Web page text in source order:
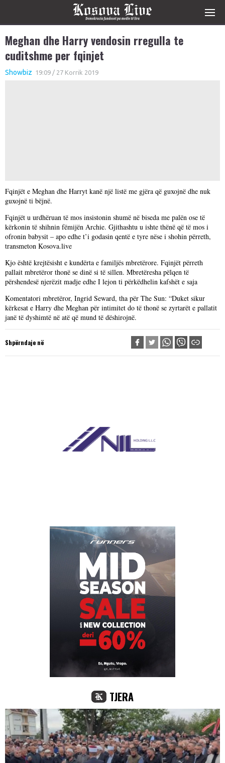
Meghan dhe Harry vendosin rregulla te
cuditshme per fqinjet
Showbiz 19:09 / 27 Korrik 2019
Fqinjët e Meghan dhe Harryt kanë një listë me gjëra që guxojnë dhe nuk
guxojnë ti bëjnë.
Fqinjët u urdhëruan të mos insistonin shumë në biseda me palën ose të
kërkonin të shihnin fëmijën Archie. Gjithashtu u ishte thënë që të mos i
ofronin babysit – apo edhe t’i godasin qentë e tyre nëse i shohin përreth,
transmeton Kosova.live
Kjo është krejtësisht e kundërta e familjës mbretërore. Fqinjët përreth
pallait mbretëror thonë se dinë si të sillen. Mbretëresha pëlqen të
përshendesë njerëzit madje edhe I lejon ti përkëdhelin kafshët e saja
Komentatori mbretëror, Ingrid Seward, tha për The Sun: “Duket sikur
kërkesat e Harry dhe Meghan për intimitet do të thonë se zyrtarët e pallatit
janë të dyshimtë në atë që mund të dëshirojnë.
Shpërndaje në
TJERA